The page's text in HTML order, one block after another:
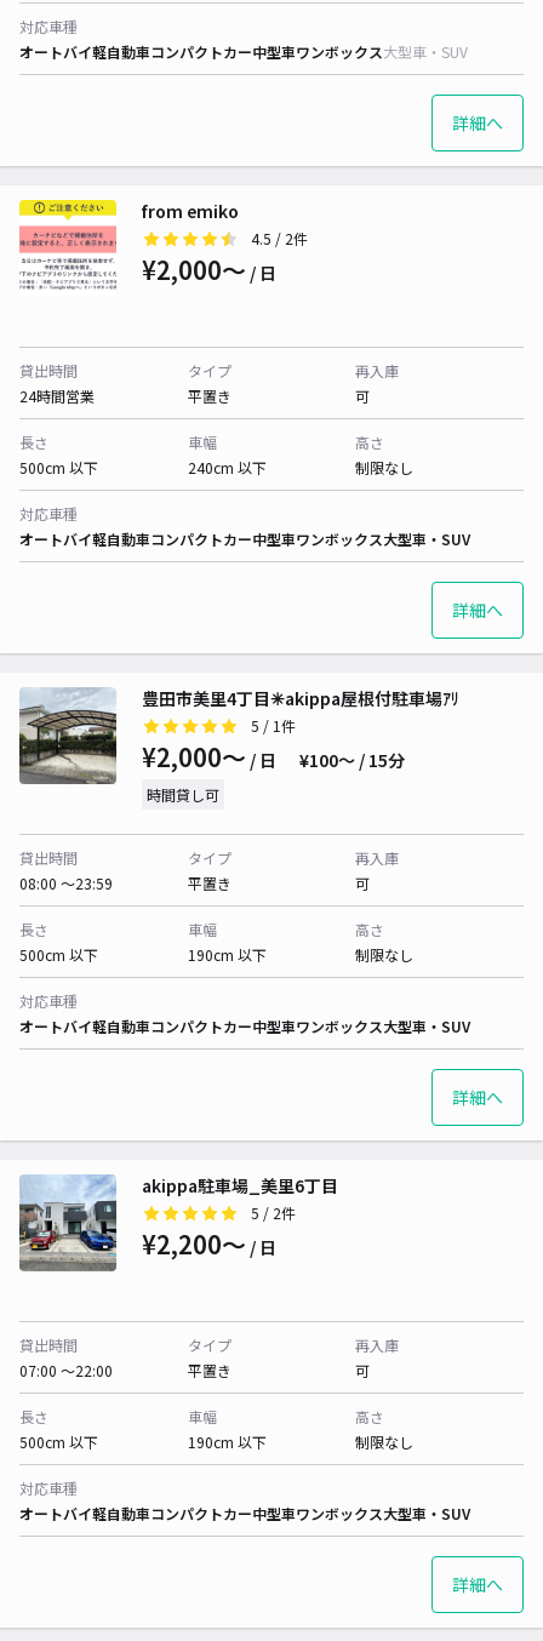
対応車種
オートバイ軽自動車コンパクトカー中型車ワンボックス大型車・SUV
詳細へ
from emiko
4.5 / 2件
¥2,000〜 / 日
貸出時間
24時間営業
タイプ
平置き
再入庫
可
長さ
500cm 以下
車幅
240cm 以下
高さ
制限なし
対応車種
オートバイ軽自動車コンパクトカー中型車ワンボックス大型車・SUV
詳細へ
豊田市美里4丁目✳︎akippa屋根付駐車場ｱﾘ
5 / 1件
¥2,000〜 / 日 ¥100〜 / 15分
時間貸し可
貸出時間
08:00 〜23:59
タイプ
平置き
再入庫
可
長さ
500cm 以下
車幅
190cm 以下
高さ
制限なし
対応車種
オートバイ軽自動車コンパクトカー中型車ワンボックス大型車・SUV
詳細へ
akippa駐車場_美里6丁目
5 / 2件
¥2,200〜 / 日
貸出時間
07:00 〜22:00
タイプ
平置き
再入庫
可
長さ
500cm 以下
車幅
190cm 以下
高さ
制限なし
対応車種
オートバイ軽自動車コンパクトカー中型車ワンボックス大型車・SUV
詳細へ